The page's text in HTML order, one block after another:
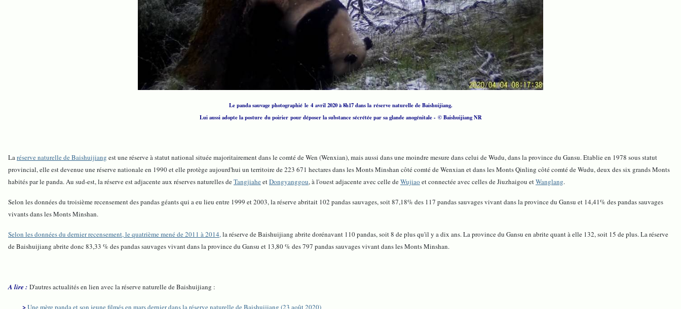
Le panda sauvage photographié le 4 avril 2020 à 8h17 dans la réserve naturelle de Baishuijiang.
Lui aussi adopte la posture du poirier pour déposer la substance sécrétée par sa glande anogénitale - © Baishuijiang NR
La réserve naturelle de Baishuijiang est une réserve à statut national située majoritairement dans le comté de Wen (Wenxian), mais aussi dans une moindre mesure dans celui de Wudu, dans la province du Gansu. Etablie en 1978 sous statut
provincial, elle est devenue une réserve nationale en 1990 et elle protège aujourd'hui un territoire de 223 671 hectares dans les Monts Minshan côté comté de Wenxian et dans les Monts Qinling côté comté de Wudu, deux des six grands Monts
habités par le panda. Au sud-est, la réserve est adjacente aux réserves naturelles deTangjiaheetDongyanggou, à l'ouest adjacente avec celle deWujiao et connectée avec celles de Jiuzhaigou etWanglang.
Selon les données du troisième recensement des pandas géants qui a eu lieu entre 1999 et 2003, la réserve abritait 102 pandas sauvages, soit 87,18% des 117 pandas sauvages vivant dans la province du Gansu et 14,41% des pandas sauvages
vivants dans les Monts Minshan.
Selon les données du dernier recensement, le quatrième mené de 2011 à 2014, la réserve de Baishuijiang abrite dorénavant 110 pandas, soit 8 de plus qu'il y a dix ans. La province du Gansu en abrite quant à elle 132, soit 15 de plus. La réserve
de Baishuijiang abrite donc 83,33 % des pandas sauvages vivant dans la province du Gansu et 13,80 % des 797 pandas sauvages vivant dans les Monts Minshan.
A lire : D'autres actualités en lien avec la réserve naturelle de Baishuijiang :
>Une mère panda et son jeune filmés en mars dernier dans la réserve naturelle de Baishuijiang (23 août 2020)